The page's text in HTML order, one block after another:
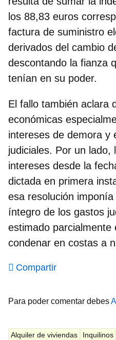
los 88,83 euros
factura de suministro
derivados del cambio
descontando la fianza
tenían en su poder.
El fallo también aclara
económicas
intereses de demora y
judiciales. Por un lado,
intereses desde la
dictada en primera
esa resolución
íntegro de los gastos
estimado parcialmente
condenar en costas a
Compartir
Para poder comentar debes
Alquiler de viviendas Inquilinos